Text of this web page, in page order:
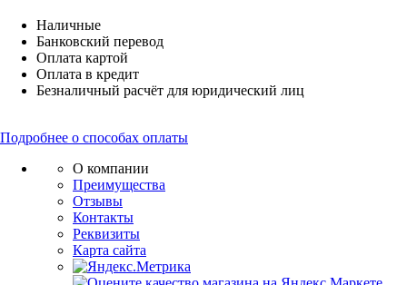
Наличные
Банковский перевод
Оплата картой
Оплата в кредит
Безналичный расчёт для юридический лиц
Подробнее о способах оплаты
О компании
Преимущества
Отзывы
Контакты
Реквизиты
Карта сайта